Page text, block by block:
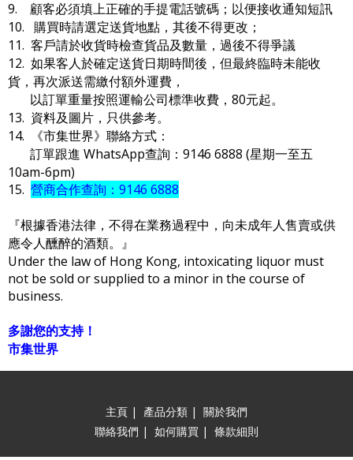
9. 顧客必須填上正確的手提電話號碼；以便接收通知短訊
10. 購買時請選定送貨地點，其後不得更改；
11. 客戶請於收貨時檢查貨品及數量，過後不得爭議
12. 如果客人於確定送貨日期時間後，但最終臨時未能收
貨，再次派送需繳付額外運費，
以訂單重量按照運輸公司標準收費，80元起。
13. 資料及圖片，只供參考。
14. 《市集世界》聯絡方式：
訂單跟進 WhatsApp查詢：9146 6888 (星期一至五
10am-6pm)
15. 營商合作查詢：9146 6888
『根據香港法律，不得在業務過程中，向未成年人售賣或供
應令人醺醉的酒類。』
Under the law of Hong Kong, intoxicating liquor must
not be sold or supplied to a minor in the course of
business.
多謝您的支持！
市集世界
主頁 | 產品分類 | 關於我們
聯絡我們 | 如何購買 | 條款細則